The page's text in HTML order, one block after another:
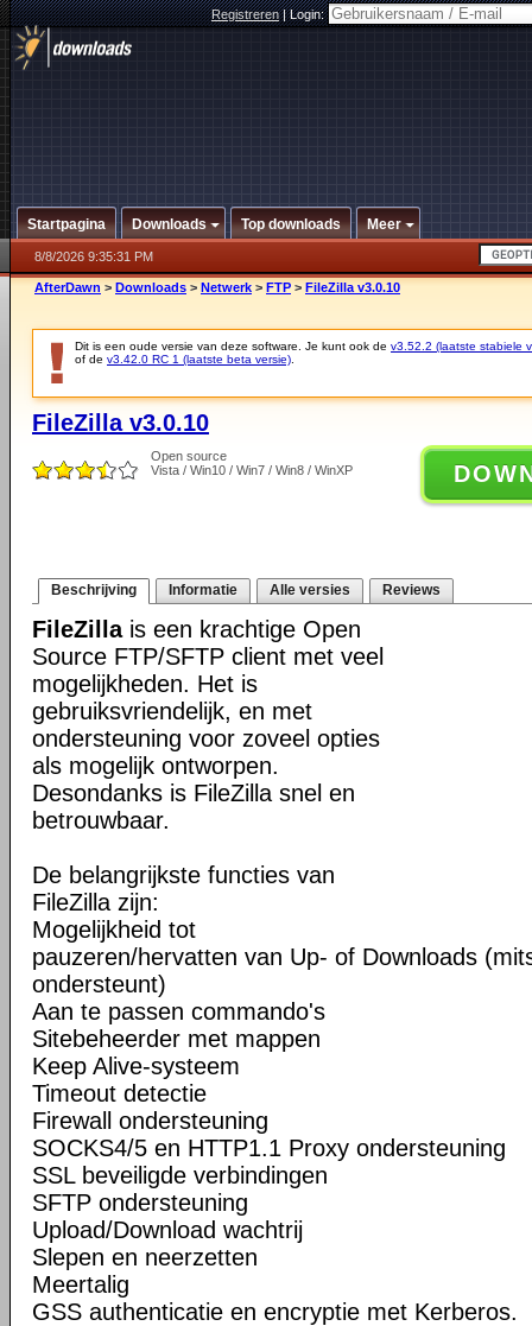
Registreren|Login:
Startpagina Downloads Top downloads Meer
8/8/2026 9:35:31 PM
AfterDawn > Downloads > Netwerk > FTP > FileZilla v3.0.10
Dit is een oude versie van deze software. Je kunt ook de v3.52.2 (laatste stabiele
of de v3.42.0 RC 1 (laatste beta versie)
FileZilla v3.0.10
Open source
Vista / Win10 / Win7 / Win8 / WinXP
Beschrijving Informatie Alle versies Reviews
FileZillais een krachtige Open
Source FTP/SFTP client met veel
mogelijkheden. Het is
gebruiksvriendelijk, en met
ondersteuning voor zoveel opties
als mogelijk ontworpen.
Desondanks is FileZilla snel en
betrouwbaar.
De belangrijkste functies van
FileZilla zijn:
Mogelijkheid tot
pauzeren/hervatten van Up- of Downloads
ondersteunt)
Aan te passen commando's
Sitebeheerder met mappen
Keep Alive-systeem
Timeout detectie
Firewall ondersteuning
SOCKS4/5 en HTTP1.1 Proxy ondersteuning
SSL beveiligde verbindingen
SFTP ondersteuning
Upload/Download wachtrij
Slepen en neerzetten
Meertalig
GSS authenticatie en encryptie met Kerberos.